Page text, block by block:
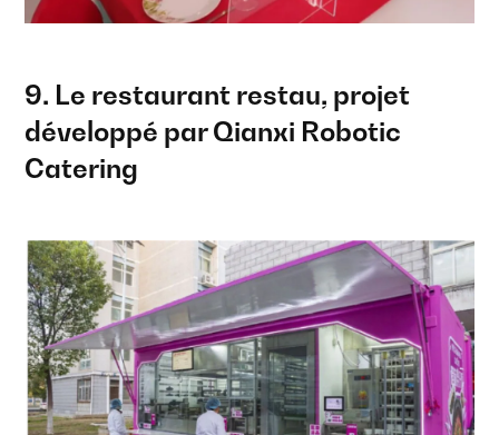
9. Le restaurant restau, projet
développé par Qianxi Robotic
Catering